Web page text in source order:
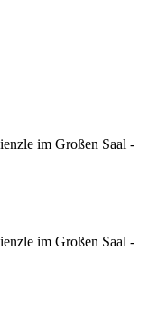
im Großen Saal -
im Großen Saal -